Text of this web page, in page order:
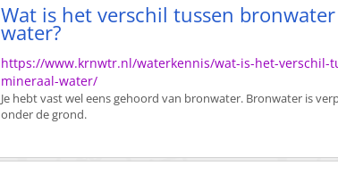
Wat is het verschil tussen
water?
https://www.krnwtr.nl/waterkennis/wat-is-het-verschil-
mineraal-water/
Je hebt vast wel eens gehoord van bronwater. Bronwater is
onder de grond.